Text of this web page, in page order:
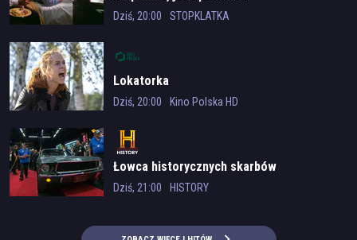
Polska
Rok produkcji
2020
Czas trwania
69 min.
Dziś, 20:00 STOPKLATKA
Lokatorka
Dziś, 20:00 Kino Polska HD
Łowca historycznych skarbów
Dziś, 21:00 HISTORY